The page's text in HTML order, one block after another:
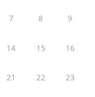
7 8 9
14 15 16
21 22 23